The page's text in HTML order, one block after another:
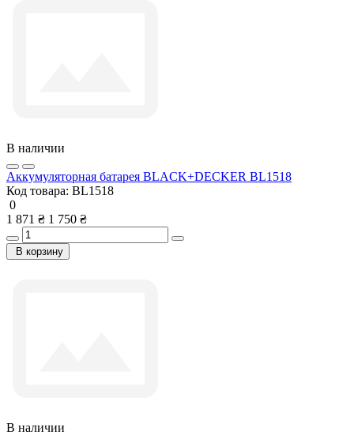
В наличии
Аккумуляторная батарея BLACK+DECKER BL1518
Код товара: BL1518
0
1 871 ₴ 1 750 ₴
В корзину
В наличии